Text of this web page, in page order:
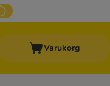
Varukorg